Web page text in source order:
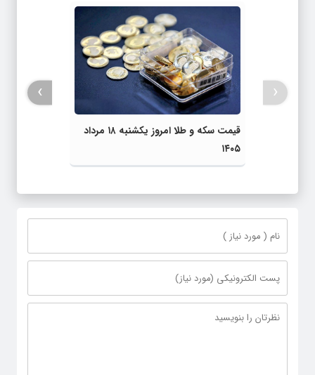
قیمت سکه و طلا امروز یکشنبه ۱۸ مرداد
۱۴۰۵
‹
›